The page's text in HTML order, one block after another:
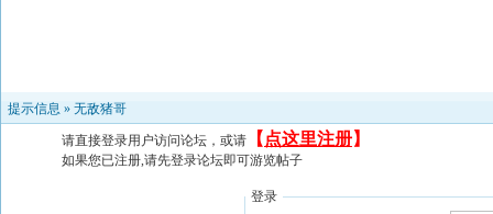
提示信息 » 无敌猪哥
请直接登录用户访问论坛，或请 【 点这里注册】
如果您已注册,请先登录论坛即可游览帖子
登录